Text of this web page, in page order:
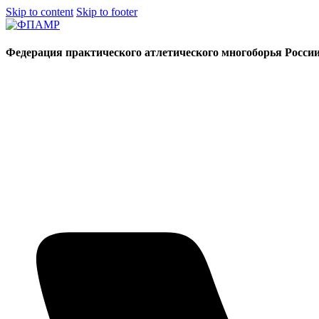
Skip to content Skip to footer
Федерация практического атлетического многоборья